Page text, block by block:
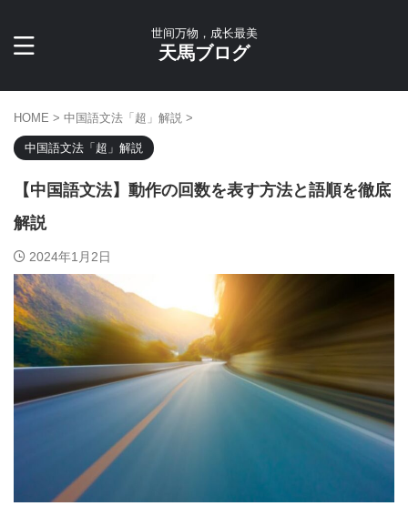
世间万物，成长最美
天馬ブログ
HOME > 中国語文法「超」解説 >
中国語文法「超」解説
【中国語文法】動作の回数を表す方法と語順を徹底
解説
2024年1月2日